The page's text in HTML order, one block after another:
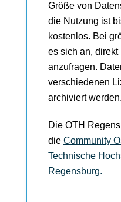
Größe von
die Nutzung ist
kostenlos. Bei
es sich an,
anzufragen.
verschiedenen
archiviert werden.
Die OTH
die Community
Technische
Regensburg.